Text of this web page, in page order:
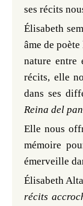
ses récits
Élisabeth
âme de
nature entre
récits, elle
dans ses
Reina del
Elle nous
mémoire
émerveille
Élisabeth
récits